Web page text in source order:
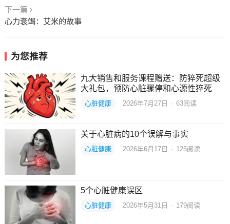
下一篇
心力衰竭：艾米的故事
为您推荐
九大销售和服务课程赠送：防猝死超级
大礼包，预防心脏骤停和心源性猝死
心脏健康 2026年7月27日 · 63阅读
关于心脏病的10个误解与事实
心脏健康 2026年6月17日 · 125阅读
5个心脏健康误区
心脏健康 2026年5月31日 · 179阅读